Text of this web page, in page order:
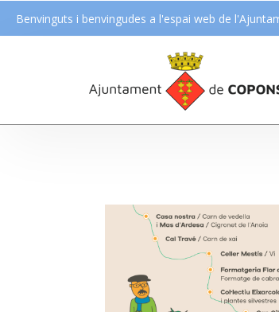
Benvinguts i benvingudes a l'espai web de